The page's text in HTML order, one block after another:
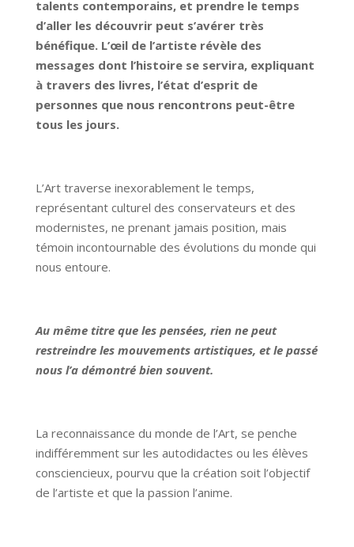
talents contemporains, et prendre le temps
d’aller les découvrir peut s’avérer très
bénéfique. L’œil de l’artiste révèle des
messages dont l’histoire se servira, expliquant
à travers des livres, l’état d’esprit de
personnes que nous rencontrons peut-être
tous les jours.
L’Art traverse inexorablement le temps,
représentant culturel des conservateurs et des
modernistes, ne prenant jamais position, mais
témoin incontournable des évolutions du monde qui
nous entoure.
Au même titre que les pensées, rien ne peut
restreindre les mouvements artistiques, et le passé
nous l’a démontré bien souvent.
La reconnaissance du monde de l’Art, se penche
indifféremment sur les autodidactes ou les élèves
consciencieux, pourvu que la création soit l’objectif
de l’artiste et que la passion l’anime.